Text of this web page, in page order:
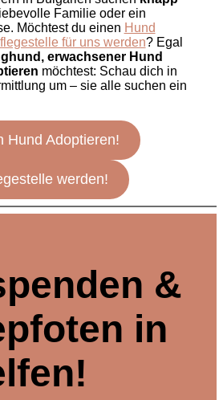
Familie oder ein
Möchtest du einen Hund
für uns werden? Egal
erwachsener Hund
möchtest: Schau dich in
um – sie alle suchen ein
Hund Adoptieren!
werden!
&
in